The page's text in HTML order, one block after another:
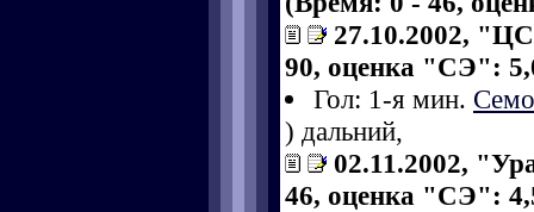
27.10.2002,
90, оценка "СЭ":
Гол: 1-я мин.
) дальний,
02.11.2002,
46, оценка "СЭ":